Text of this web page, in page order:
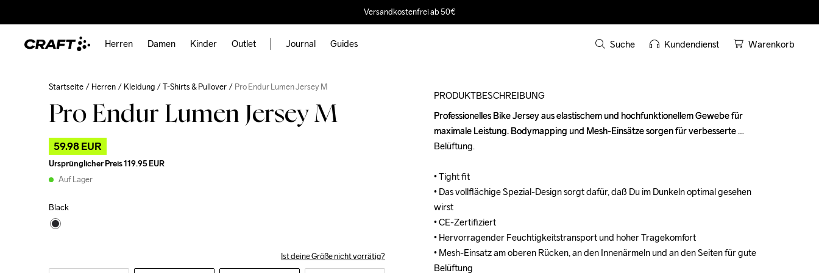
Versandkostenfrei ab 50€
Herren Damen Kinder Outlet Journal Guides Suche Kundendienst Warenkorb
Startseite Herren Kleidung T-Shirts & Pullover Pro Endur Lumen Jersey M
Pro Endur Lumen Jersey M
59.98 EUR
Ursprünglicher Preis119.95 EUR
Auf Lager
Black
Ist deine Größe nicht vorrätig?
PRODUKTBESCHREIBUNG
Professionelles Bike Jersey aus elastischem und hochfunktionellem Gewebe für
maximale Leistung. Bodymapping und Mesh-Einsätze sorgen für verbesserte
Belüftung.
• Tight fit
• Das vollflächige Spezial-Design sorgt dafür, daß Du im Dunkeln optimal gesehen
wirst
• CE-Zertifiziert
• Hervorragender Feuchtigkeitstransport und hoher Tragekomfort
• Mesh-Einsatz am oberen Rücken, an den Innenärmeln und an den Seiten für gute
Belüftung
Professionelles Bike Jersey aus elastischem und hochfunktionellem Gewebe für
maximale Leistung. Bodymapping und Mesh-Einsätze sorgen für verbesserte
Belüftung.
• Tight fit
• Das vollflächige Spezial-Design sorgt dafür, daß Du im Dunkeln optimal gesehen
wirst
• CE-Zertifiziert
• Hervorragender Feuchtigkeitstransport und hoher Tragekomfort
• Mesh-Einsatz am oberen Rücken, an den Innenärmeln und an den Seiten für gute
Belüftung